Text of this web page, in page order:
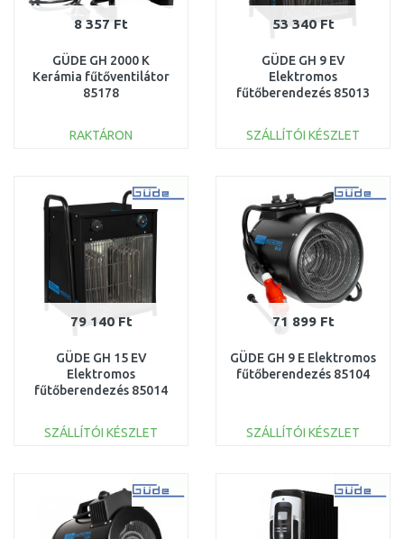
8 357 Ft
GÜDE GH 2000 K
Kerámia fűtőventilátor
85178
RAKTÁRON
Összehasonlítás
53 340 Ft
GÜDE GH 9 EV
Elektromos
fűtőberendezés 85013
SZÁLLÍTÓI KÉSZLET
Összehasonlítás
79 140 Ft
GÜDE GH 15 EV
Elektromos
fűtőberendezés 85014
SZÁLLÍTÓI KÉSZLET
Összehasonlítás
71 899 Ft
GÜDE GH 9 E Elektromos
fűtőberendezés 85104
SZÁLLÍTÓI KÉSZLET
Összehasonlítás